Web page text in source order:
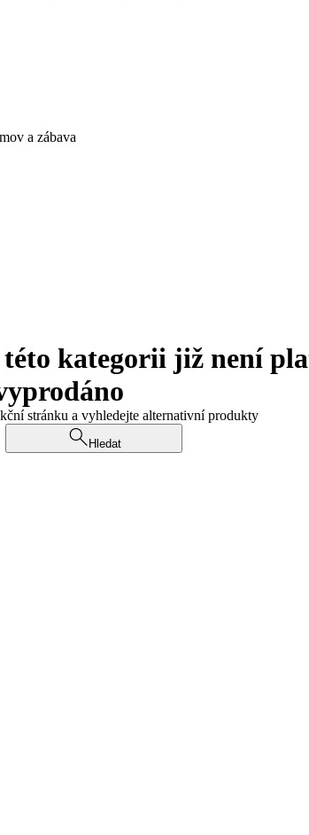
a zábava
kategorii již není
stránku a vyhledejte alternativní produkty
Hledat